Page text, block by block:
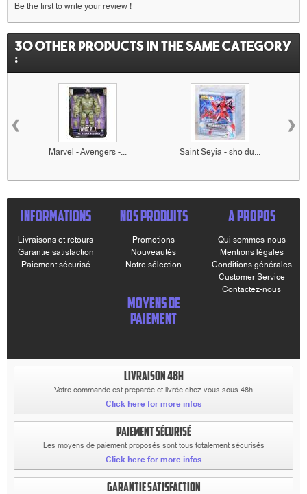
Be the first to write your review !
30 other products in the same category
:
Marvel - Avengers -... Saint Seyia - sho du...
‹ ›
INFORMATIONS
Livraisons et retours
Garantie satisfaction
Paiement sécurisé
NOS PRODUITS
Promotions
Nouveautés
Notre sélection
A PROPOS
Qui sommes-nous
Mentions légales
Conditions générales
Customer Service
Contactez-nous
MOYENS DE
PAIEMENT
LIVRAISON 48H
Votre commande est preparée et livrée chez vous sous 48h
Click here for more infos
PAIEMENT SÉCURISÉ
Les moyens de paiement proposés sont tous totalement sécurisés
Click here for more infos
GARANTIE SATISFACTION